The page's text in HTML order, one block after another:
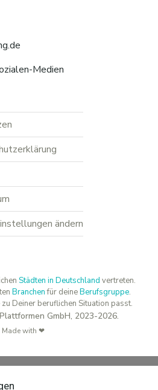
Medien
ändern
Städten in Deutschland vertreten.
Branchenfür deineBerufsgruppe.
zu Deiner beruflichen Situation passt.
GmbH, 2023-2026.
Made with ❤